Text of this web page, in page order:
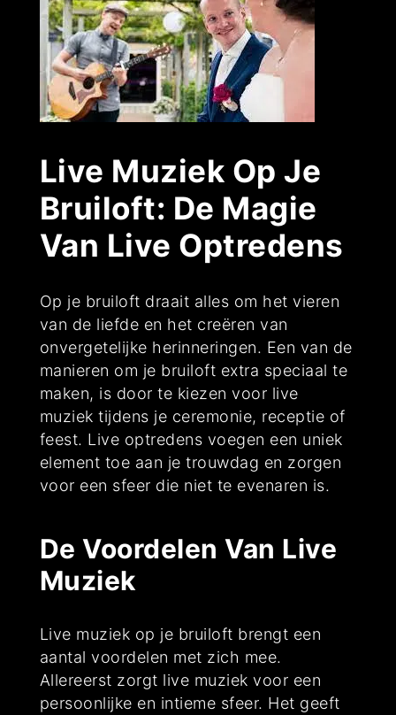
Live Muziek Op Je
Bruiloft: De Magie
Van Live Optredens
Op je bruiloft draait alles om het vieren
van de liefde en het creëren van
onvergetelijke herinneringen. Een van de
manieren om je bruiloft extra speciaal te
maken, is door te kiezen voor live
muziek tijdens je ceremonie, receptie of
feest. Live optredens voegen een uniek
element toe aan je trouwdag en zorgen
voor een sfeer die niet te evenaren is.
De Voordelen Van Live
Muziek
Live muziek op je bruiloft brengt een
aantal voordelen met zich mee.
Allereerst zorgt live muziek voor een
persoonlijke en intieme sfeer. Het geeft